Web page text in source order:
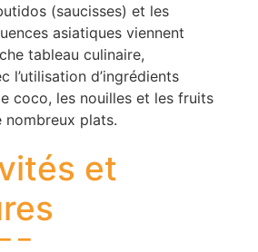
(saucisses) et les
asiatiques viennent
tableau culinaire,
l’utilisation d’ingrédients
coco, les nouilles et les fruits
nombreux plats.
et